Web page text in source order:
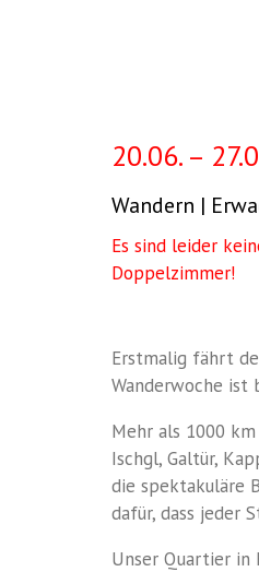
20.06. –
Wandern |
Es sind leider
Doppelzimmer!
Erstmalig fährt
Wanderwoche ist
Mehr als 1000
Ischgl, Galtür,
die spektakuläre
dafür, dass jeder
Unser Quartier